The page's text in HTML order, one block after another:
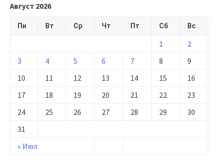
Август 2026
Пн Вт Ср Чт Пт Сб Вс
« Июл
1
2
3
4 5 6 7 8
9
10
11 12 13 14 15
16
17
18 19 20 21 22
23
24
25 26 27 28 29
30
31